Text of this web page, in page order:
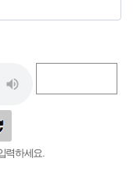
력하세요.